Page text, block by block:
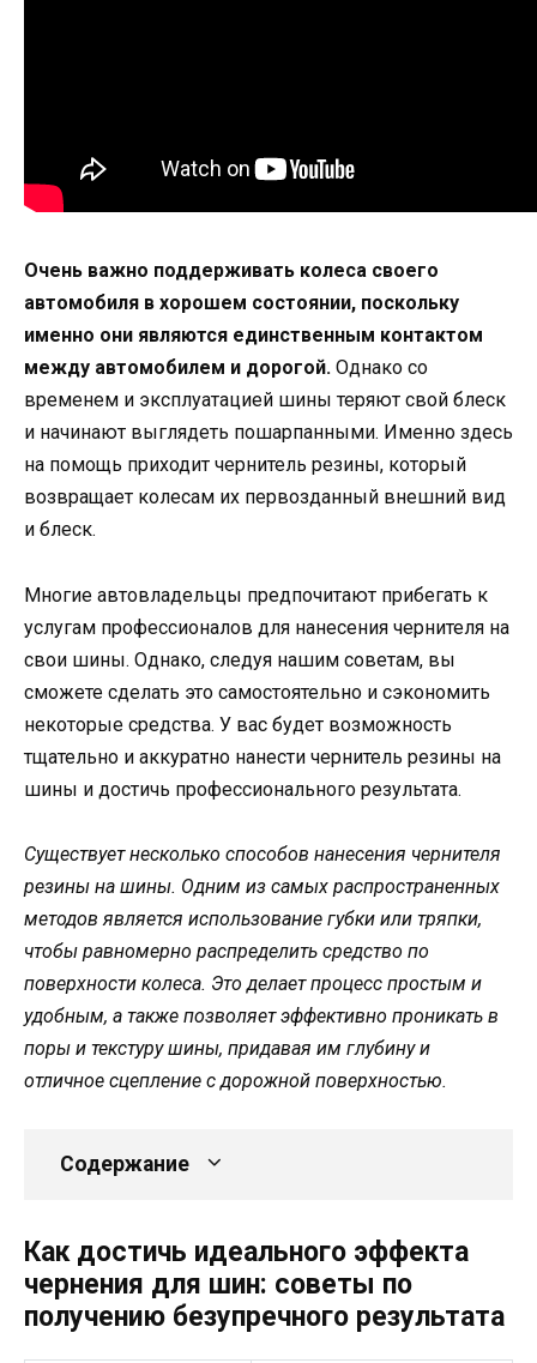
Очень важно поддерживать колеса своего
автомобиля в хорошем состоянии, поскольку
именно они являются единственным контактом
между автомобилем и дорогой. Однако со
временем и эксплуатацией шины теряют свой блеск
и начинают выглядеть пошарпанными. Именно здесь
на помощь приходит чернитель резины, который
возвращает колесам их первозданный внешний вид
и блеск.
Многие автовладельцы предпочитают прибегать к
услугам профессионалов для нанесения чернителя на
свои шины. Однако, следуя нашим советам, вы
сможете сделать это самостоятельно и сэкономить
некоторые средства. У вас будет возможность
тщательно и аккуратно нанести чернитель резины на
шины и достичь профессионального результата.
Существует несколько способов нанесения чернителя
резины на шины. Одним из самых распространенных
методов является использование губки или тряпки,
чтобы равномерно распределить средство по
поверхности колеса. Это делает процесс простым и
удобным, а также позволяет эффективно проникать в
поры и текстуру шины, придавая им глубину и
отличное сцепление с дорожной поверхностью.
Содержание
Как достичь идеального эффекта
чернения для шин: советы по
получению безупречного результата